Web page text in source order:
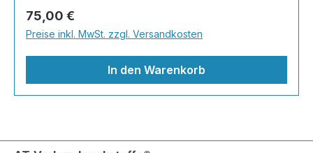
diffusionsoffen – ideal für Innen- und
Außenbereiche, Renovierungsprojekte und
Wohnräume. Farblos und klar abgestimmt auf
Natursteinteppich
Regulärer Preis:
75,00 €
Preise inkl. MwSt. zzgl. Versandkosten
In den Warenkorb